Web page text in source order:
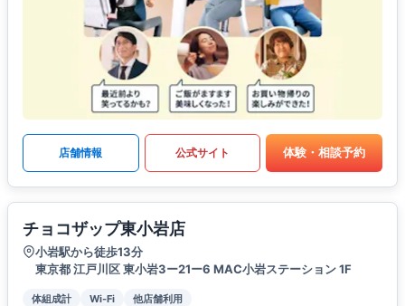
店舗情報 公式サイト 体験・相談予約
チョコザップ東小岩店
小岩駅から徒歩13分
東京都 江戸川区 東小岩3ー21ー6 MAC小岩ステーション 1F
体組成計 Wi-Fi 他店舗利用